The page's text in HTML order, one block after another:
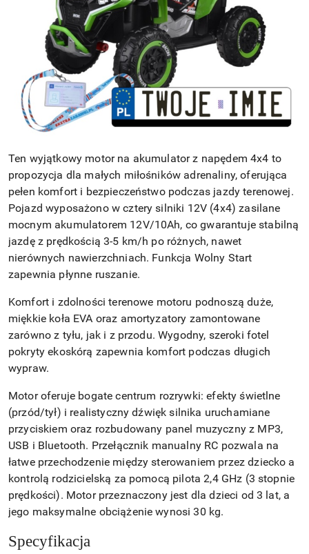
Ten wyjątkowy motor na akumulator z napędem 4x4 to
propozycja dla małych miłośników adrenaliny, oferująca
pełen komfort i bezpieczeństwo podczas jazdy terenowej.
Pojazd wyposażono w cztery silniki 12V (4x4) zasilane
mocnym akumulatorem 12V/10Ah, co gwarantuje stabilną
jazdę z prędkością 3-5 km/h po różnych, nawet
nierównych nawierzchniach. Funkcja Wolny Start
zapewnia płynne ruszanie.
Komfort i zdolności terenowe motoru podnoszą duże,
miękkie koła EVA oraz amortyzatory zamontowane
zarówno z tyłu, jak i z przodu. Wygodny, szeroki fotel
pokryty ekoskórą zapewnia komfort podczas długich
wypraw.
Motor oferuje bogate centrum rozrywki: efekty świetlne
(przód/tył) i realistyczny dźwięk silnika uruchamiane
przyciskiem oraz rozbudowany panel muzyczny z MP3,
USB i Bluetooth. Przełącznik manualny RC pozwala na
łatwe przechodzenie między sterowaniem przez dziecko a
kontrolą rodzicielską za pomocą pilota 2,4 GHz (3 stopnie
prędkości). Motor przeznaczony jest dla dzieci od 3 lat, a
jego maksymalne obciążenie wynosi 30 kg.
Specyfikacja